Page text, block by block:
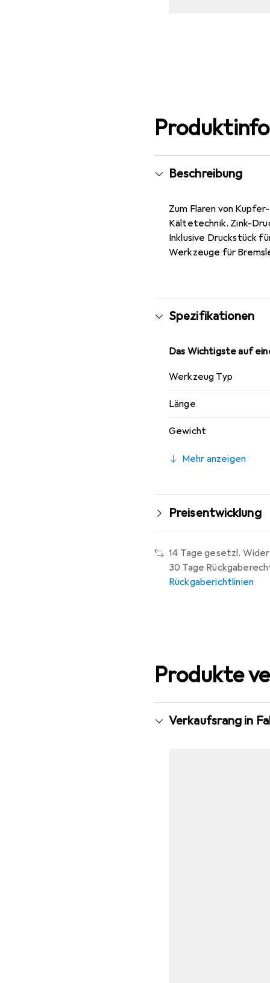
Beschreibung
Zum Flaren von
Kältetechnik. Zink-
Inklusive Druckstück
Werkzeuge für
Spezifikationen
Das Wichtigste auf
Werkzeug Typ
Länge
Gewicht
Mehr anzeigen
Preisentwicklung
14 Tage gesetzl.
30 Tage
Rückgaberichtlinien
Produkte
Verkaufsrang in